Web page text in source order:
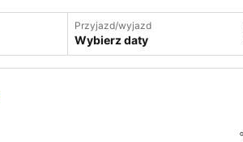
Przyjazd/wyjazd
Wybierz daty